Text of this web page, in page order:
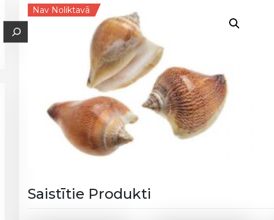
Nav Noliktavā
Saistītie Produkti